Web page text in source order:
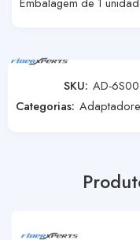
SKU: AD-
Categorias: